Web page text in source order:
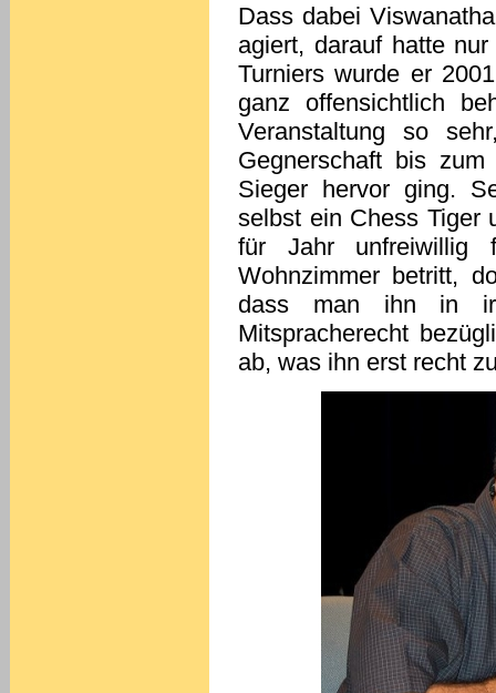
Dass dabei
agiert, darauf hatte
Turniers wurde er
ganz offensichtlich
Veranstaltung so
Gegnerschaft bis
Sieger hervor ging.
selbst ein Chess Tiger
für Jahr unfreiwillig
Wohnzimmer betritt,
dass man ihn in
Mitspracherecht
ab, was ihn erst recht